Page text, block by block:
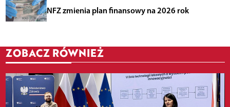
NFZ zmienia plan finansowy na 2026 rok
ZOBACZ RÓWNIEŻ